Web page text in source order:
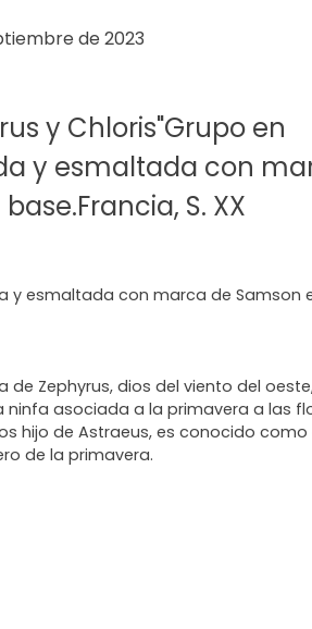
de 2023
y Chloris"Grupo en
y esmaltada con
S. XX
y esmaltada con marca de Samson
de Zephyrus, dios del viento del
ninfa asociada a la primavera a las
hijo de Astraeus, es conocido como
de la primavera.